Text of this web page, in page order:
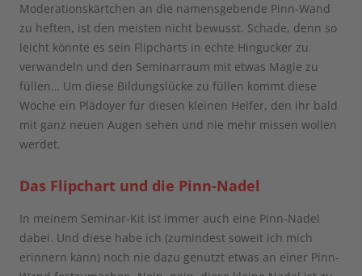
Moderationskärtchen an die namensgebende Pinn-Wand
zu heften, ist den meisten nicht bewusst. Schade, denn so
leicht könnte es sein Flipcharts in echte Hingucker zu
verwandeln und den Seminarraum mit etwas Magie zu
füllen… Um diese Bildungslücke zu füllen kommt diese
Woche ein Plädoyer für diesen kleinen Helfer, den ihr bald
mit ganz neuen Augen sehen und nie mehr missen wollen
werdet.
Das Flipchart und die Pinn-Nadel
In meinem Seminar-Kit ist immer auch eine Pinn-Nadel
dabei. Und diese habe ich (zumindest soweit ich mich
erinnern kann) noch nie dazu genutzt etwas an einer Pinn-